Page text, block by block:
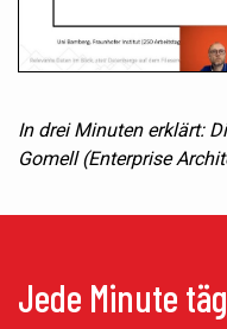
In drei Minuten erklärt:
Gomell (Enterprise
Jede Minute